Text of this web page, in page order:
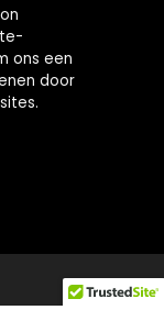
ons een
door